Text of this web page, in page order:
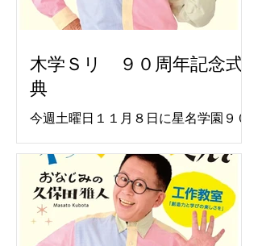
木学Ｓリ ９０周年記念式
典
今週土曜日１１月８日に星名学園９０
としてわくわくさんでおなじみの久保
田雅人氏に工作ショウを行っていただ
きます。 在園卒園生をはじめ、一般の
方も参加可能ですので是非お越しくだ
さい。 駐車場としてクスリのアオキ浜